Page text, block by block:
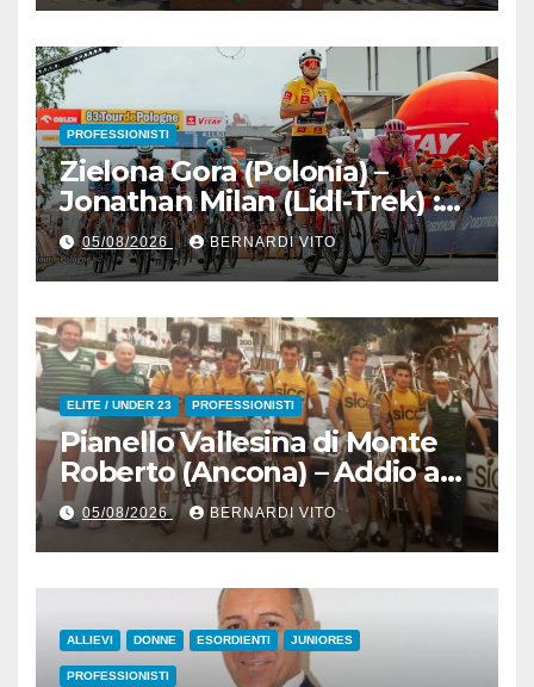
Marangon (Team Guerrini –
Senaghese)
PROFESSIONISTI
Zielona Gora (Polonia) –
Jonathan Milan (Lidl-Trek) :
Vince la terza tappa di
seguito e in maglia gialla
all’83° Giro di Polonia
05/08/2026 BERNARDI VITO
ELITE / UNDER 23 PROFESSIONISTI
Pianello Vallesina di Monte
Roberto (Ancona) – Addio ad
Alderino Bartoloni, Direttore
Sportivo rigorosamente
Gentile
05/08/2026 BERNARDI VITO
ALLIEVI DONNE ESORDIENTI JUNIORES
PROFESSIONISTI